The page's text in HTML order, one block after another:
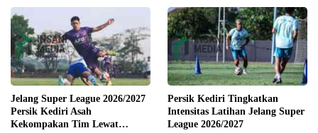
Jelang Super League 2026/2027
Persik Kediri Asah
Kekompakan Tim Lewat
Persik Kediri Tingkatkan
Intensitas Latihan Jelang Super
League 2026/2027